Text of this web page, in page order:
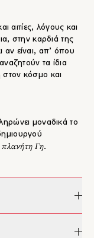
αιτίες, λόγους και
στην καρδιά της
αν είναι, απ’ όπου
τα ίδια
στον κόσμο και
μοναδικά το
πλανήτη Γη.